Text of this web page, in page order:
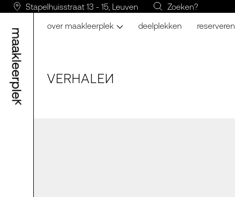
Stapelhuisstraat 13 - 15, Leuven Zoeken?
over maakleerplek deelplekken reserveren
VERHALEN